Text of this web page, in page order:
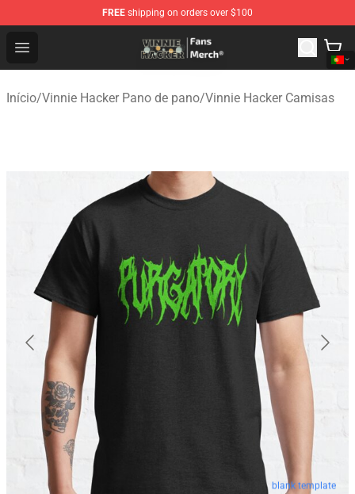
FREE shipping on orders over $100
Open menu
Vinnie Hacker Store - Official Vinnie Hacker Merchandise
Início/Vinnie Hacker Pano de pano/Vinnie Hacker Camisas
blank template